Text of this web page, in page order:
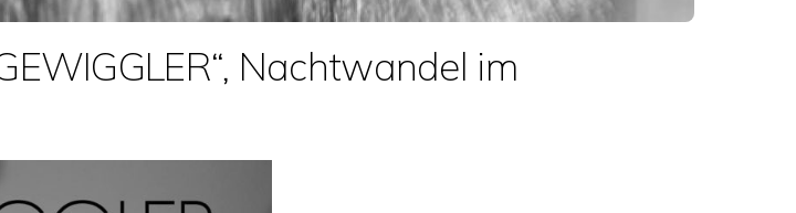
Nachtwandel im